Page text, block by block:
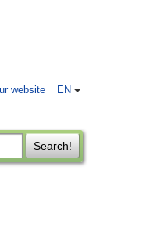
EN
website
Search!